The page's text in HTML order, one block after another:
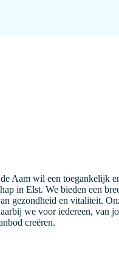
Aam wil een toegankelijk
in Elst. We bieden een
gezondheid en vitaliteit.
we voor iedereen, van
creëren.